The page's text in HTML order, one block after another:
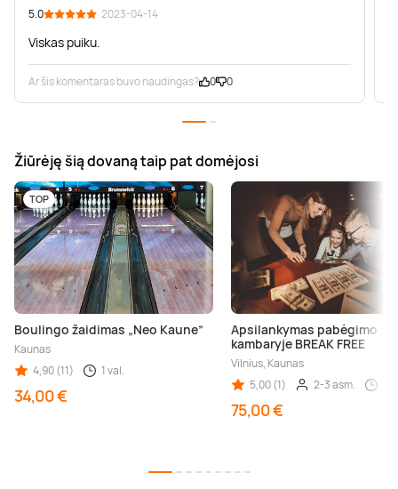
5.0 · 2023-04-14
Viskas puiku.
Ar šis komentaras buvo naudingas? 0 0
Žiūrėję šią dovaną taip pat domėjosi
TOP
Boulingo žaidimas „Neo Kaune”
Kaunas
4,90 (11)
1 val.
34,00 €
Apsilankymas pabėgimo
kambaryje BREAK FREE
Vilnius, Kaunas
5,00 (1)
2-3 asm.
75,00 €